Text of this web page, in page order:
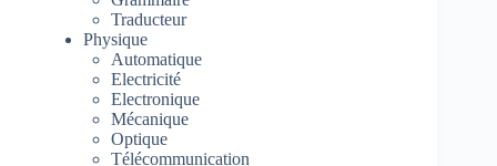
Traducteur
Physique
Automatique
Electricité
Electronique
Mécanique
Optique
Télécommunication